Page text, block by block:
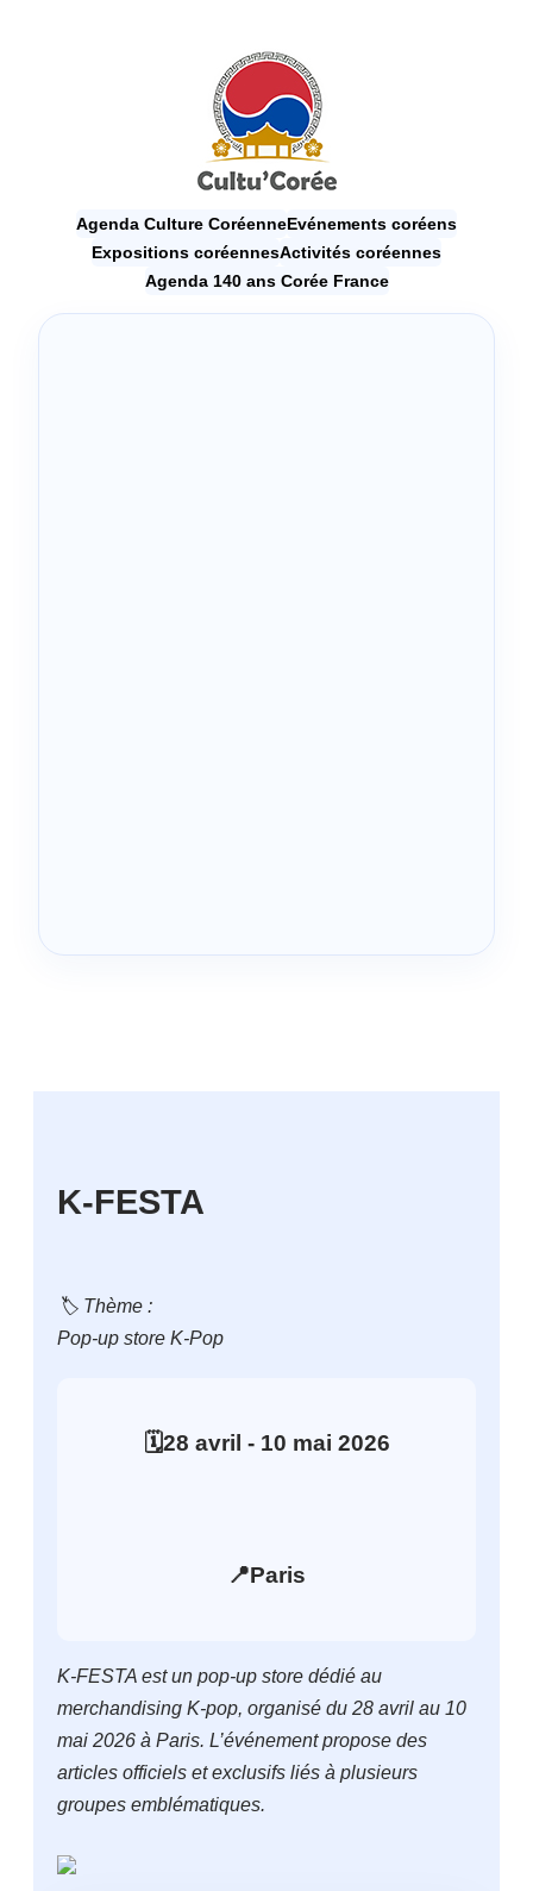
Agenda Culture CoréenneEvénements coréens
Expositions coréennesActivités coréennes
Agenda 140 ans Corée France
K-FESTA
🏷️ Thème :
Pop-up store K-Pop
🗓️28 avril - 10 mai 2026
📍Paris
K-FESTA est un pop-up store dédié au
merchandising K-pop, organisé du 28 avril au 10
mai 2026 à Paris. L’événement propose des
articles officiels et exclusifs liés à plusieurs
groupes emblématiques.